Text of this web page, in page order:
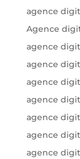
agence
Agence
agence
agence
agence
agence
agence
agence
agence